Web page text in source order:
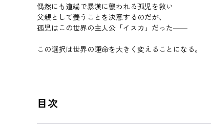
偶然にも道端で暴漢に襲われる孤児を救い
父親として養うことを決意するのだが、
孤児はこの世界の主人公「イスカ」だった――
この選択は世界の運命を大きく変えることになる。
目次